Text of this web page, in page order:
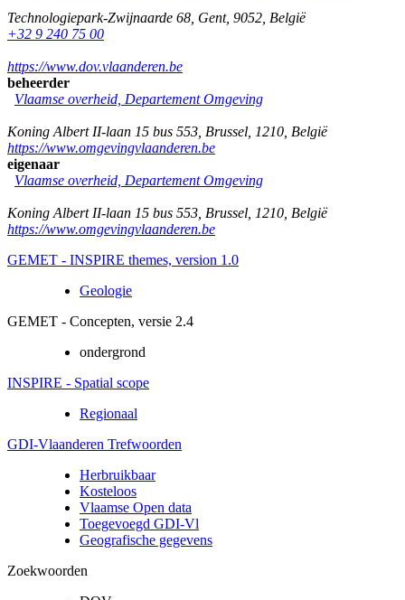
Technologiepark-Zwijnaarde 68 Gent, 9052 België
+32 9 240 75 00
https://www.dov.vlaanderen.be
beheerder
Vlaamse overheid, Departement Omgeving
Koning Albert II-laan 15 bus 553 Brussel 1210 België
https://www.omgevingvlaanderen.be
eigenaar
Vlaamse overheid, Departement Omgeving
Koning Albert II-laan 15 bus 553 Brussel 1210 België
https://www.omgevingvlaanderen.be
GEMET - INSPIRE themes, version 1.0
Geologie
GEMET - Concepten, versie 2.4
ondergrond
INSPIRE - Spatial scope
Regionaal
GDI-Vlaanderen Trefwoorden
Herbruikbaar
Kosteloos
Vlaamse Open data
Toegevoegd GDI-Vl
Geografische gegevens
Zoekwoorden